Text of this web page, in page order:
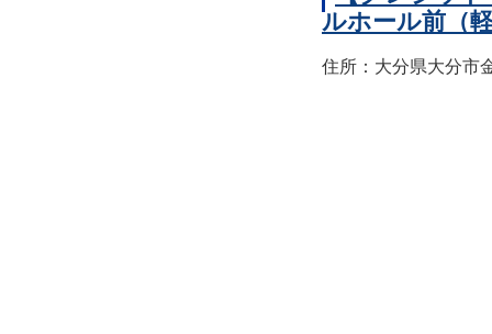
ルホール前（
住所：大分県大分市